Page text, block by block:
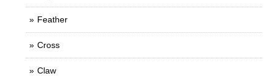
Feather
Cross
Claw